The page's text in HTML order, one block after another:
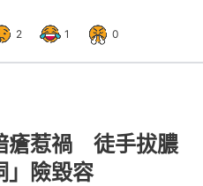
2 1 0
瘡惹禍 徒手拔膿
」險毀容